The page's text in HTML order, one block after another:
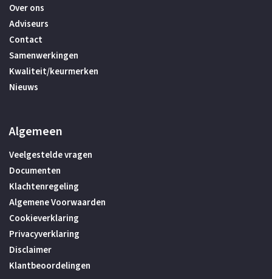
Over ons
Adviseurs
Contact
Samenwerkingen
Kwaliteit/keurmerken
Nieuws
Algemeen
Veelgestelde vragen
Documenten
Klachtenregeling
Algemene Voorwaarden
Cookieverklaring
Privacyverklaring
Disclaimer
Klantbeoordelingen